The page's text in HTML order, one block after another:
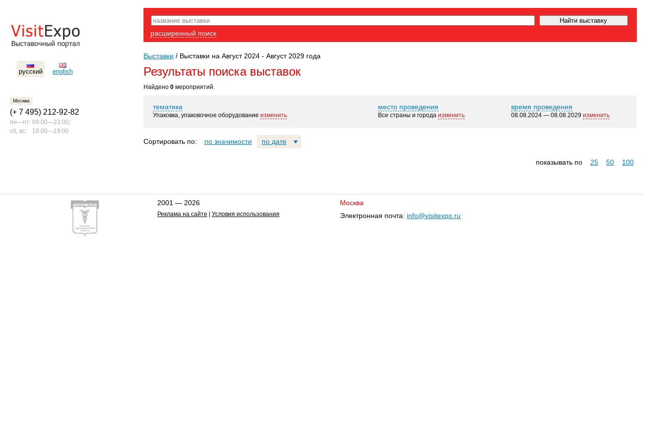
русский english
Москва
(+ 7 495) 212-92-82
пн—пт: 09:00—23:00;
сб, вс:
10:00—19:00
расширенный поиск
Выставки / Выставки на Август 2024 - Август 2029 года
Результаты поиска выставок
Найдено 0 мероприятий.
тематика
Упаковка, упаковочное оборудование изменить
место проведения
Все страны и города изменить
время проведения
08.08.2024 — 08.08.2029 изменить
Сортировать по: по значимости по дате
показывать по 25 50 100
2001 — 2026
Реклама на сайте Условия использования
Москва
Электронная почта: info@visitexpo.ru